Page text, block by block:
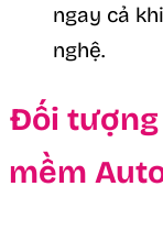
ngay cả
nghệ.
Đối
mềm